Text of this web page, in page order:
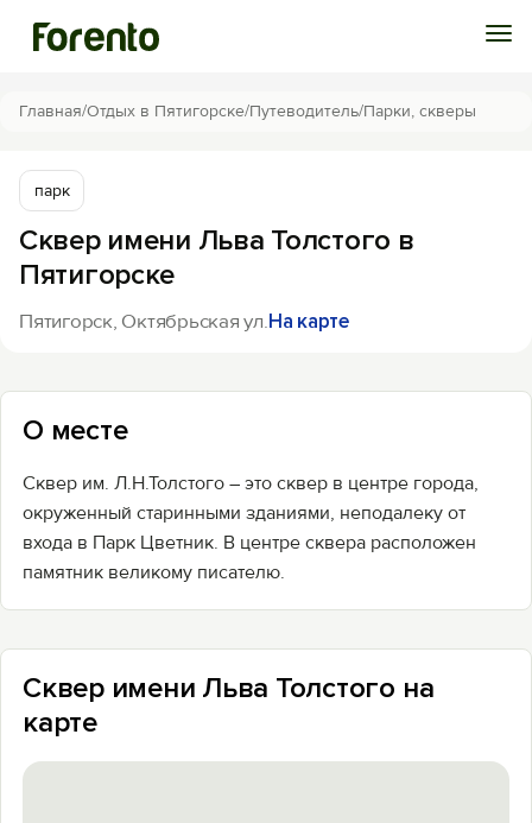
Войти
Избранное
История просмотра
Добавить свой объект
Главная/Отдых в Пятигорске/Путеводитель/Парки, скверы
парк
Сквер имени Льва Толстого в
Пятигорске
Пятигорск, Октябрьская ул.На карте
О месте
Сквер им. Л.Н.Толстого – это сквер в центре города,
окруженный старинными зданиями, неподалеку от
входа в Парк Цветник. В центре сквера расположен
памятник великому писателю.
Сквер имени Льва Толстого на
карте